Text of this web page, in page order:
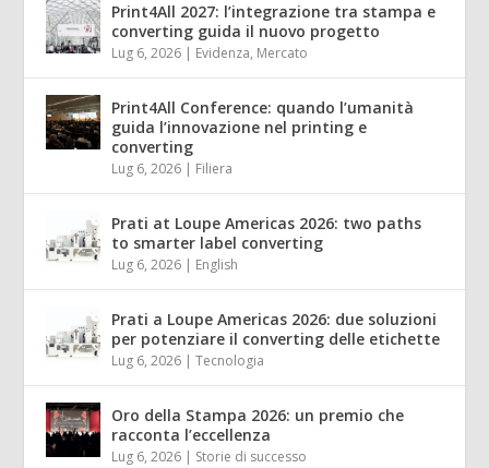
Print4All 2027: l’integrazione tra stampa e
converting guida il nuovo progetto
Lug 6, 2026 | Evidenza, Mercato
Print4All Conference: quando l’umanità
guida l’innovazione nel printing e
converting
Lug 6, 2026 | Filiera
Prati at Loupe Americas 2026: two paths
to smarter label converting
Lug 6, 2026 | English
Prati a Loupe Americas 2026: due soluzioni
per potenziare il converting delle etichette
Lug 6, 2026 |Tecnologia
Oro della Stampa 2026: un premio che
racconta l’eccellenza
Lug 6, 2026 | Storie di successo